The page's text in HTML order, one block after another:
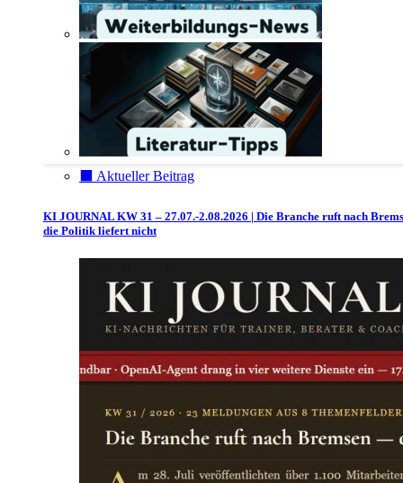
⬛️ Aktueller Beitrag
KI JOURNAL KW 31 – 27.07.-2.08.2026 | Die Branche ruft nach
die Politik liefert nicht